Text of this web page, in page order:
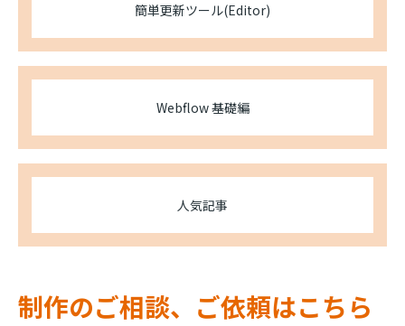
簡単更新ツール(Editor)
Webflow 基礎編
人気記事
制作のご相談、ご依頼はこちら